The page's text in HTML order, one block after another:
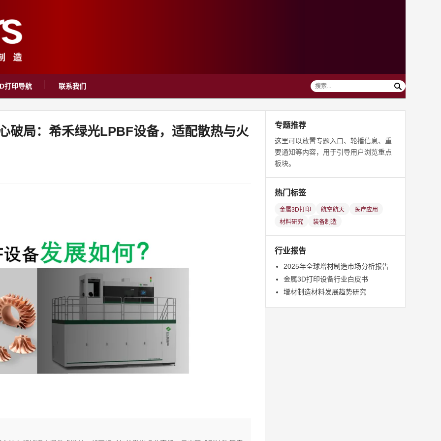
打印导航 联系我们
破局：希禾绿光LPBF设备，适配散热与火 专题推荐
这里可以放置专题入口、轮播信息、重
要通知等内容，用于引导用户浏览重点
板块。
热门标签
金属3D打印 航空航天
医疗应用
材料研究
装备制造
行业报告
2025年全球增材制造市场分析报告
金属3D打印设备行业白皮书
增材制造材料发展趋势研究